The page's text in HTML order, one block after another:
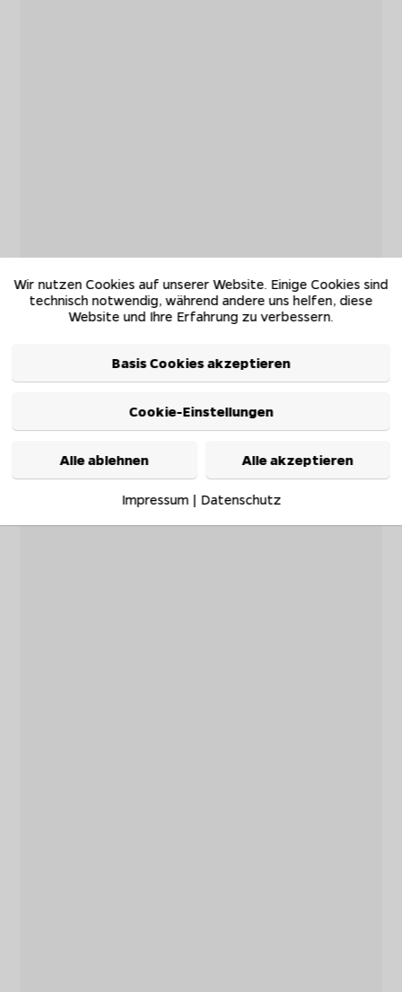
Wir nutzen Cookies auf unserer Website. Einige Cookies sind
technisch notwendig, während andere uns helfen, diese
Website und Ihre Erfahrung zu verbessern.
Basis Cookies akzeptieren
Cookie-Einstellungen
Alle ablehnen Alle akzeptieren
Impressum| Datenschutz